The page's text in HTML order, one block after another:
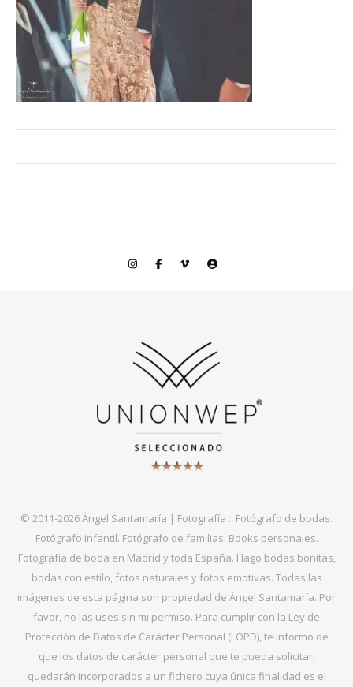
© 2011-2026 Ángel Santamaría | Fotografía :: Fotógrafo de bodas.
Fotógrafo infantil. Fotógrafo de familias. Books personales.
Fotografía de boda en Madrid y toda España. Hago bodas bonitas,
bodas con estilo, fotos naturales y fotos emotivas. Todas las
imágenes de esta página son propiedad de Ángel Santamaría. Por
favor, no las uses sin mi permiso. Para cumplir con la Ley de
Protección de Datos de Carácter Personal (LOPD), te informo de
que los datos de carácter personal que te pueda solicitar,
quedarán incorporados a un fichero cuya única finalidad es el